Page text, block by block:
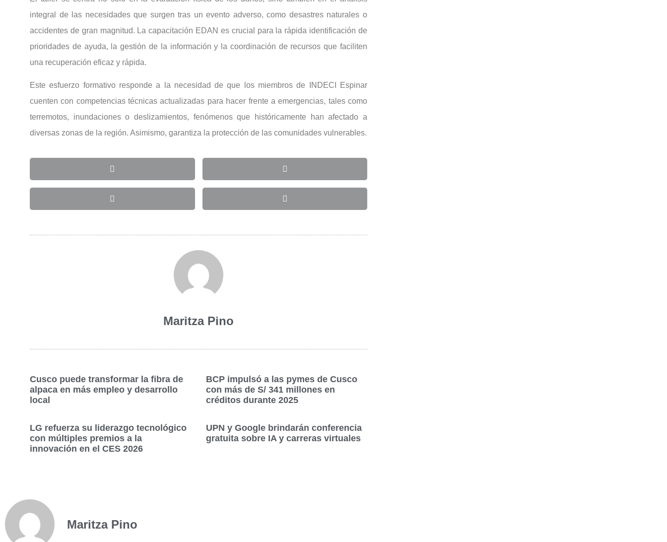
integral de las necesidades que surgen tras un evento adverso, como desastres naturales o
accidentes de gran magnitud. La capacitación EDAN es crucial para la rápida identificación de
prioridades de ayuda, la gestión de la información y la coordinación de recursos que faciliten
una recuperación eficaz y rápida.
Este esfuerzo formativo responde a la necesidad de que los miembros de INDECI Espinar
cuenten con competencias técnicas actualizadas para hacer frente a emergencias, tales como
terremotos, inundaciones o deslizamientos, fenómenos que históricamente han afectado a
diversas zonas de la región. Asimismo, garantiza la protección de las comunidades vulnerables.
Maritza Pino
Cusco puede transformar la fibra de
alpaca en más empleo y desarrollo
local
BCP impulsó a las pymes de Cusco
con más de S/ 341 millones en
créditos durante 2025
LG refuerza su liderazgo tecnológico
con múltiples premios a la
innovación en el CES 2026
UPN y Google brindarán conferencia
gratuita sobre IA y carreras virtuales
Maritza Pino